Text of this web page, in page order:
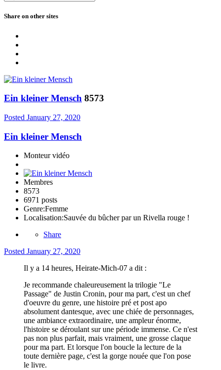
Share on other sites
Ein kleiner Mensch 8573
Posted January 27, 2020
Ein kleiner Mensch
Monteur vidéo
Membres
8573
6971 posts
Genre:Femme
Localisation:Sauvée du bûcher par un Rivella rouge !
Share
Posted January 27, 2020
Il y a 14 heures, Heirate-Mich-07 a dit :
Je recommande chaleureusement la trilogie "Le
Passage" de Justin Cronin, pour ma part, c'est un chef
d'oeuvre du genre, une histoire pré et post apo
absolument dantesque, avec une chiée de personnages,
une ambiance extraordinaire, une ampleur énorme,
l'histoire se déroulant sur une période immense. Ce n'est
pas non plus parfait, mais vraiment, une grosse claque
pour ma part. Et lorsque l'on boucle la lecture de la
toute dernière page, c'est la gorge nouée que l'on pose
le livre.